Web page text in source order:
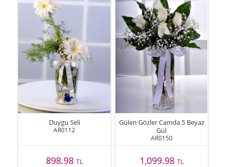
Duygu Seli
AR0112
898.98TL
Gülen Gözler Camda 5 Beyaz
Gül
AR0150
1,099.98 TL